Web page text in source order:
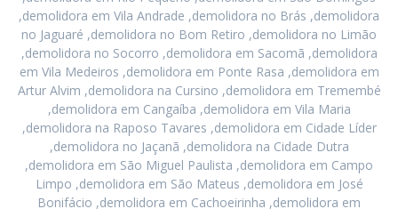
,demolidora em Vila Andrade ,demolidora no Brás ,demolidora
no Jaguaré ,demolidora no Bom Retiro ,demolidora no Limão
,demolidora no Socorro ,demolidora em Sacomã ,demolidora
em Vila Medeiros ,demolidora em Ponte Rasa ,demolidora em
Artur Alvim ,demolidora na Cursino ,demolidora em Tremembé
,demolidora em Cangaíba ,demolidora em Vila Maria
,demolidora na Raposo Tavares ,demolidora em Cidade Líder
,demolidora no Jaçanã ,demolidora na Cidade Dutra
,demolidora em São Miguel Paulista ,demolidora em Campo
Limpo ,demolidora em São Mateus ,demolidora em José
Bonifácio ,demolidora em Cachoeirinha ,demolidora em